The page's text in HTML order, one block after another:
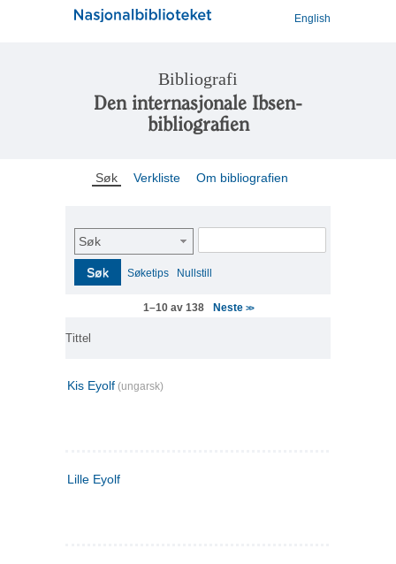
English
Bibliografi
Den internasjonale Ibsen-
bibliografien
Søk Verkliste Om bibliografien
Søk
Søk Søketips Nullstill
1–10 av 138 Neste >>
Tittel
Kis Eyolf (ungarsk)
Lille Eyolf